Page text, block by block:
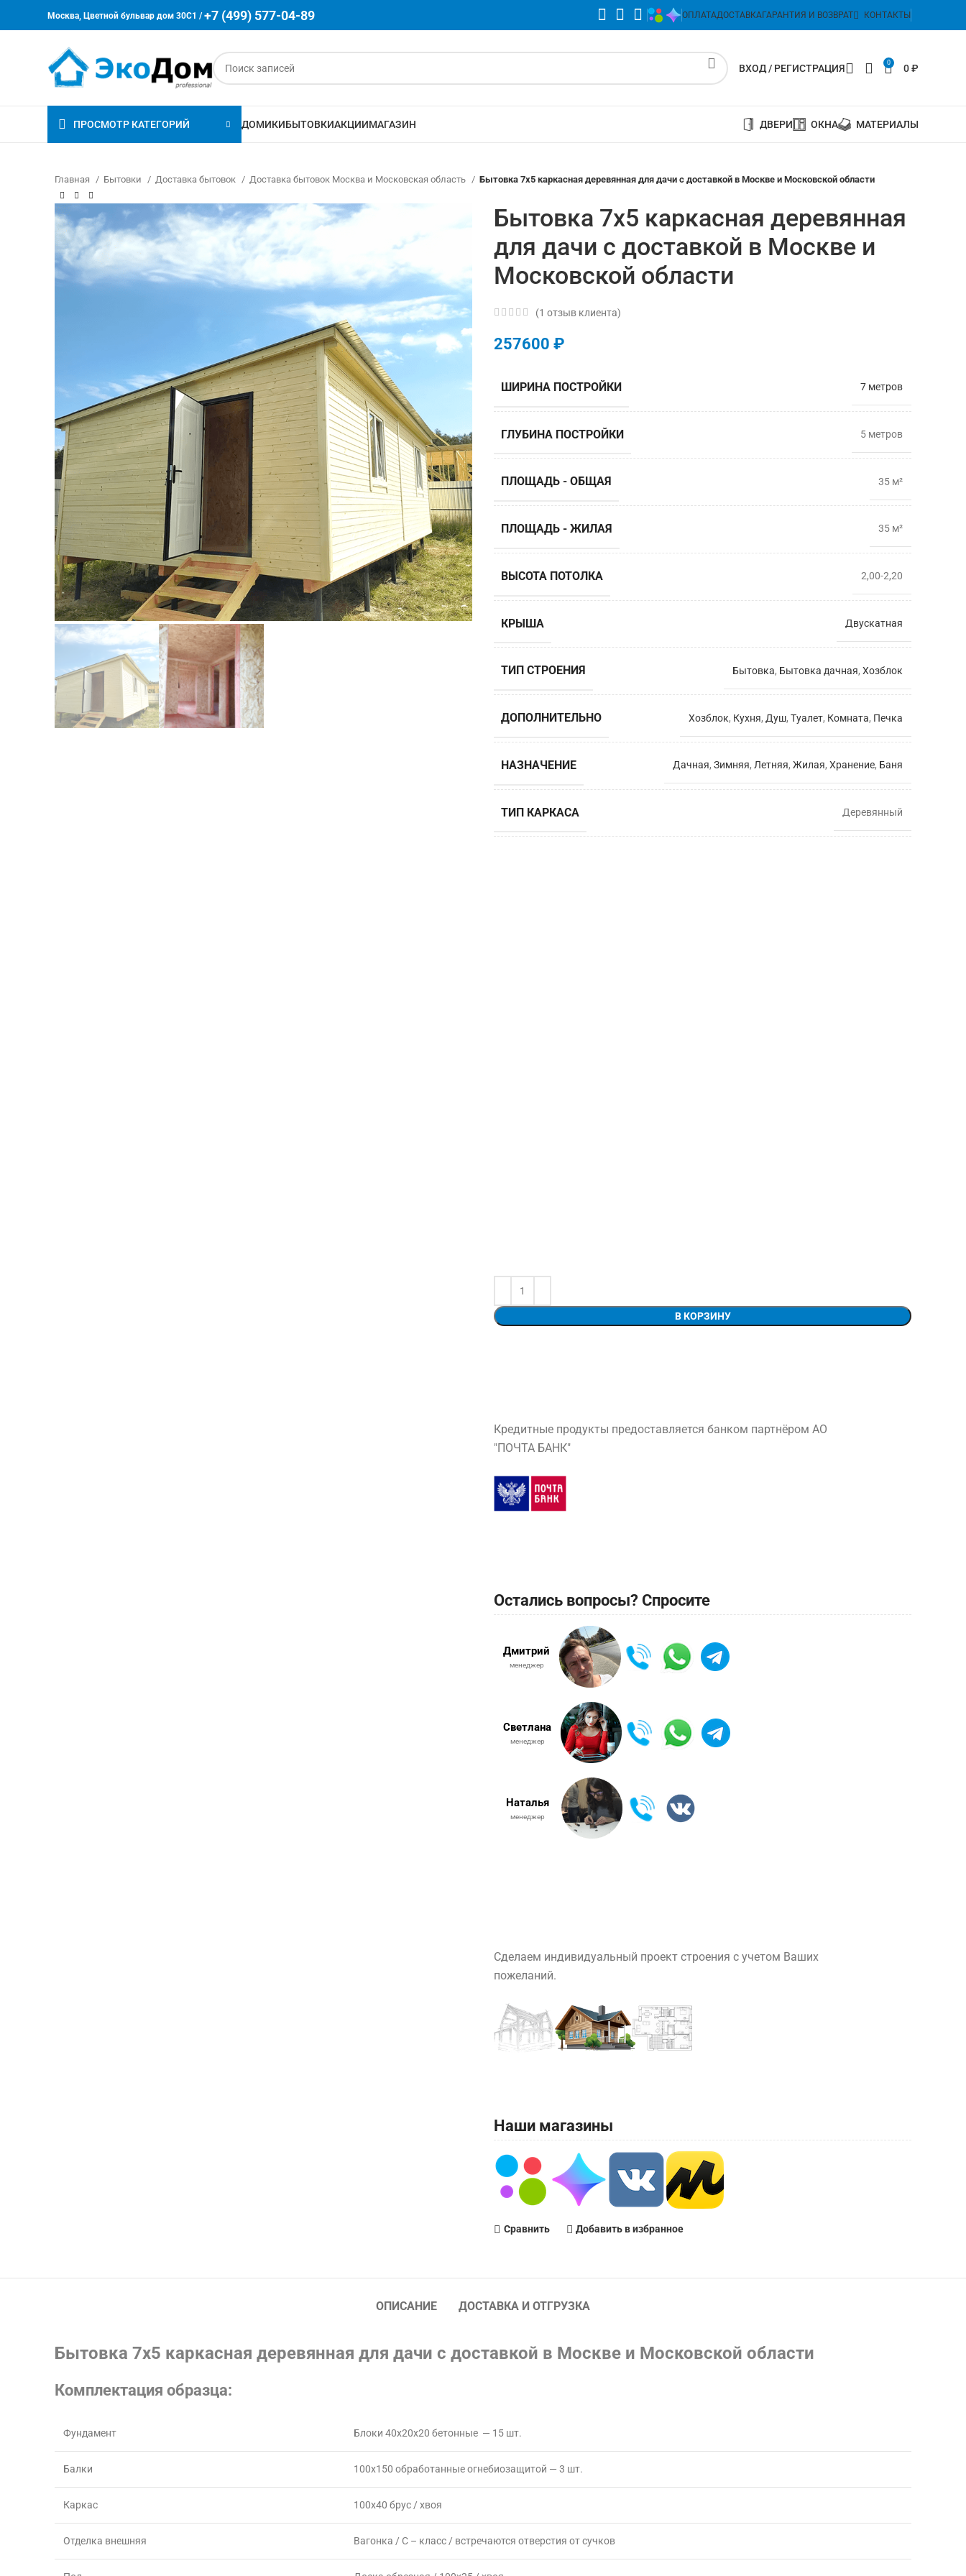
Москва, Цветной бульвар дом 30C1 / +7 (499) 577-04-89 ОПЛАТАДОСТАВКАГАРАНТИЯ И ВОЗВРАТ КОНТАКТЫ
ВХОД / РЕГИСТРАЦИЯ 0 0₽
ПРОСМОТР КАТЕГОРИЙ ДОМИКИБЫТОВКИАКЦИИМАГАЗИН ДВЕРИ ОКНА МАТЕРИАЛЫ
Главная Бытовки Доставка бытовок Доставка бытовок Москва и Московская область Бытовка 7х5 каркасная деревянная для дачи с доставкой в Москве и Московской области
Бытовка 7х5 каркасная деревянная
для дачи с доставкой в Москве и
Московской области
(1 отзыв клиента)
257600 ₽
ШИРИНА ПОСТРОЙКИ 7 метров
ГЛУБИНА ПОСТРОЙКИ 5 метрoв
ПЛОЩАДЬ - ОБЩАЯ 35 м²
ПЛОЩАДЬ - ЖИЛАЯ 35 м²
ВЫСОТА ПОТОЛКА 2,00-2,20
КРЫША Двускатная
ТИП СТРОЕНИЯ Бытовка, Бытовка дачная, Хозблок
ДОПОЛНИТЕЛЬНО Хозблок, Кухня, Душ, Туалет, Комната, Печка
НАЗНАЧЕНИЕ Дачная, Зимняя, Летняя, Жилая, Хранение, Баня
ТИП КАРКАСА Деревянный
В КОРЗИНУ
Кредитные продукты предоставляется банком партнёром АО
"ПОЧТА БАНК"
Остались вопросы? Спросите
Дмитрий
менеджер
Светлана
менеджер
Наталья
менеджер
Сделаем индивидуальный проект строения с учетом Ваших
пожеланий.
Наши магазины
Сравнить Добавить в избранное
ОПИСАНИЕ ДОСТАВКА И ОТГРУЗКА
Бытовка 7х5 каркасная деревянная для дачи с доставкой в Москве и Московской области
Комплектация образца:
Фундамент Блоки 40х20х20 бетонные — 15 шт.
Балки 100х150 обработанные огнебиозащитой — 3 шт.
Каркас 100х40 брус / хвоя
Отделка внешняя Вагонка / С – класс / встречаются отверстия от сучков